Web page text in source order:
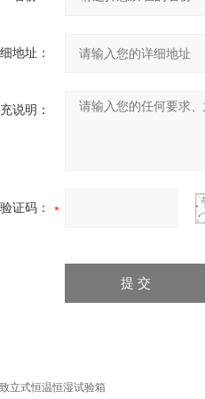
地址：
说明：
验证码：
立式恒温恒湿试验箱